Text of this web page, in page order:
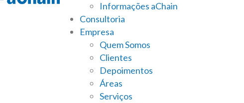
Informações aChain
Consultoria
Empresa
Quem Somos
Clientes
Depoimentos
Áreas
Serviços